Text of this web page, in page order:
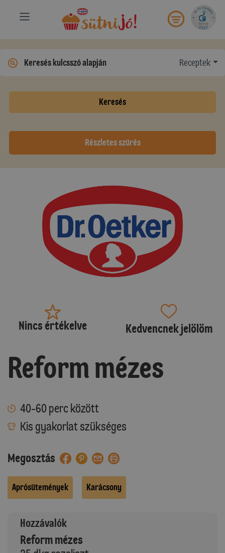
Receptek
Keresés
Részletes szűrés
Nincs értékelve Kedvencnek jelölöm
Reform mézes
40-60 perc között
Kis gyakorlat szükséges
Megosztás
Aprósütemények Karácsony
Hozzávalók
Reform mézes